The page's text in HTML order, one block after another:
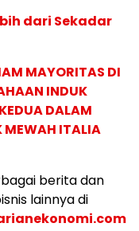
dari Sekadar
MAYORITAS DI
INDUK
DALAM
MEWAH ITALIA
berita dan
lainnya di